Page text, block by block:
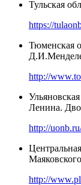
Тульская
https://
Тюменская
http://
Ленина.
http://
Маяковского
http://